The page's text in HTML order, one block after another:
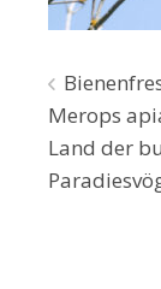
Merops
Land der